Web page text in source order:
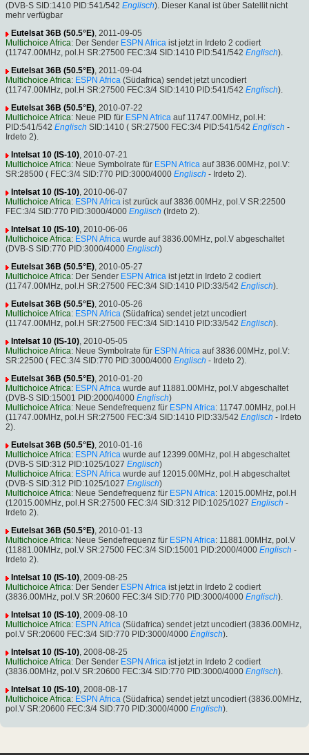
(DVB-S SID:1410 PID:541/542 Englisch). Dieser Kanal ist über Satellit nicht
mehr verfügbar
Eutelsat 36B (50.5°E), 2011-09-05
Multichoice Africa: Der Sender ESPN Africa ist jetzt in Irdeto 2 codiert
(11747.00MHz, pol.H SR:27500 FEC:3/4 SID:1410 PID:541/542 Englisch).
Eutelsat 36B (50.5°E), 2011-09-04
Multichoice Africa: ESPN Africa (Südafrica) sendet jetzt uncodiert
(11747.00MHz, pol.H SR:27500 FEC:3/4 SID:1410 PID:541/542 Englisch).
Eutelsat 36B (50.5°E), 2010-07-22
Multichoice Africa: Neue PID für ESPN Africa auf 11747.00MHz, pol.H:
PID:541/542 Englisch SID:1410 ( SR:27500 FEC:3/4 PID:541/542 Englisch -
Irdeto 2).
Intelsat 10 (IS-10), 2010-07-21
Multichoice Africa: Neue Symbolrate für ESPN Africa auf 3836.00MHz, pol.V:
SR:28500 ( FEC:3/4 SID:770 PID:3000/4000 Englisch - Irdeto 2).
Intelsat 10 (IS-10), 2010-06-07
Multichoice Africa: ESPN Africa ist zurück auf 3836.00MHz, pol.V SR:22500
FEC:3/4 SID:770 PID:3000/4000 Englisch (Irdeto 2).
Intelsat 10 (IS-10), 2010-06-06
Multichoice Africa: ESPN Africa wurde auf 3836.00MHz, pol.V abgeschaltet
(DVB-S SID:770 PID:3000/4000 Englisch)
Eutelsat 36B (50.5°E), 2010-05-27
Multichoice Africa: Der Sender ESPN Africa ist jetzt in Irdeto 2 codiert
(11747.00MHz, pol.H SR:27500 FEC:3/4 SID:1410 PID:33/542 Englisch).
Eutelsat 36B (50.5°E), 2010-05-26
Multichoice Africa: ESPN Africa (Südafrica) sendet jetzt uncodiert
(11747.00MHz, pol.H SR:27500 FEC:3/4 SID:1410 PID:33/542 Englisch).
Intelsat 10 (IS-10), 2010-05-05
Multichoice Africa: Neue Symbolrate für ESPN Africa auf 3836.00MHz, pol.V:
SR:22500 ( FEC:3/4 SID:770 PID:3000/4000 Englisch - Irdeto 2).
Eutelsat 36B (50.5°E), 2010-01-20
Multichoice Africa: ESPN Africa wurde auf 11881.00MHz, pol.V abgeschaltet
(DVB-S SID:15001 PID:2000/4000 Englisch)
Multichoice Africa: Neue Sendefrequenz für ESPN Africa: 11747.00MHz, pol.H
(11747.00MHz, pol.H SR:27500 FEC:3/4 SID:1410 PID:33/542 Englisch - Irdeto
2).
Eutelsat 36B (50.5°E), 2010-01-16
Multichoice Africa: ESPN Africa wurde auf 12399.00MHz, pol.H abgeschaltet
(DVB-S SID:312 PID:1025/1027 Englisch)
Multichoice Africa: ESPN Africa wurde auf 12015.00MHz, pol.H abgeschaltet
(DVB-S SID:312 PID:1025/1027 Englisch)
Multichoice Africa: Neue Sendefrequenz für ESPN Africa: 12015.00MHz, pol.H
(12015.00MHz, pol.H SR:27500 FEC:3/4 SID:312 PID:1025/1027 Englisch -
Irdeto 2).
Eutelsat 36B (50.5°E), 2010-01-13
Multichoice Africa: Neue Sendefrequenz für ESPN Africa: 11881.00MHz, pol.V
(11881.00MHz, pol.V SR:27500 FEC:3/4 SID:15001 PID:2000/4000 Englisch -
Irdeto 2).
Intelsat 10 (IS-10), 2009-08-25
Multichoice Africa: Der Sender ESPN Africa ist jetzt in Irdeto 2 codiert
(3836.00MHz, pol.V SR:20600 FEC:3/4 SID:770 PID:3000/4000 Englisch).
Intelsat 10 (IS-10), 2009-08-10
Multichoice Africa: ESPN Africa (Südafrica) sendet jetzt uncodiert (3836.00MHz,
pol.V SR:20600 FEC:3/4 SID:770 PID:3000/4000 Englisch).
Intelsat 10 (IS-10), 2008-08-25
Multichoice Africa: Der Sender ESPN Africa ist jetzt in Irdeto 2 codiert
(3836.00MHz, pol.V SR:20600 FEC:3/4 SID:770 PID:3000/4000 Englisch).
Intelsat 10 (IS-10), 2008-08-17
Multichoice Africa: ESPN Africa (Südafrica) sendet jetzt uncodiert (3836.00MHz,
pol.V SR:20600 FEC:3/4 SID:770 PID:3000/4000 Englisch).